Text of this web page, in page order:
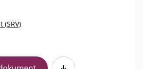
(SRV)